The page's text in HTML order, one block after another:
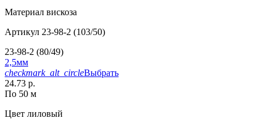
Материал вискоза
Артикул 23-98-2 (103/50)
23-98-2 (80/49)
2,5мм
checkmark_alt_circleВыбрать
24.73 р.
По 50 м
Цвет лиловый